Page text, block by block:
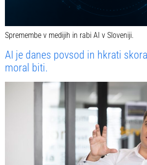
Spremembe v medijih in rabi AI v Sloveniji.
AI je danes povsod in hkrati
moral biti.